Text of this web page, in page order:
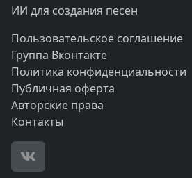
ИИ для создания песен
Пользовательское соглашение
Группа Вконтакте
Политика конфиденциальности
Публичная оферта
Авторские права
Контакты